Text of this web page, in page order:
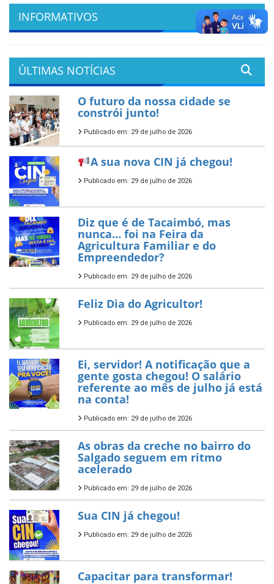
INFORMATIVOS
ÚLTIMAS NOTÍCIAS
O futuro da nossa cidade se
constrói junto!
Publicado em: 29 de julho de 2026
A sua nova CIN já chegou!
Publicado em: 29 de julho de 2026
Diz que é de Tacaimbó, mas
nunca… foi na Feira da
Agricultura Familiar e do
Empreendedor?
Publicado em: 29 de julho de 2026
Feliz Dia do Agricultor!
Publicado em: 29 de julho de 2026
Ei, servidor! A notificação que a
gente gosta chegou! O salário
referente ao mês de julho já está
na conta!
Publicado em: 29 de julho de 2026
As obras da creche no bairro do
Salgado seguem em ritmo
acelerado
Publicado em: 29 de julho de 2026
Sua CIN já chegou!
Publicado em: 29 de julho de 2026
Capacitar para transformar!